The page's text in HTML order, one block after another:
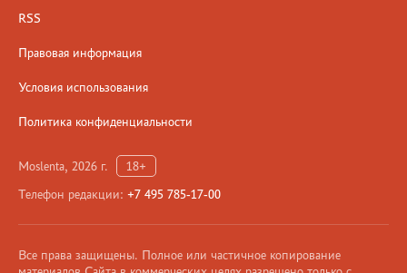
RSS
Правовая информация
Условия использования
Политика конфиденциальности
Moslenta, 2026 г.
18+
Телефон редакции: +7 495 785-17-00
Все права защищены. Полное или частичное копирование